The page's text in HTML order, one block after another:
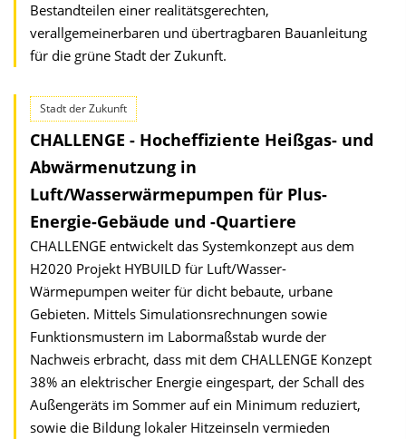
Bestandteilen einer realitätsgerechten,
verallgemeinerbaren und übertragbaren Bauanleitung
für die grüne Stadt der Zukunft.
Stadt der Zukunft
CHALLENGE - Hocheffiziente Heißgas- und
Abwärmenutzung in
Luft/Wasserwärmepumpen für Plus-
Energie-Gebäude und -Quartiere
CHALLENGE entwickelt das Systemkonzept aus dem
H2020 Projekt HYBUILD für Luft/Wasser-
Wärmepumpen weiter für dicht bebaute, urbane
Gebieten. Mittels Simulationsrechnungen sowie
Funktionsmustern im Labormaßstab wurde der
Nachweis erbracht, dass mit dem CHALLENGE Konzept
38% an elektrischer Energie eingespart, der Schall des
Außengeräts im Sommer auf ein Minimum reduziert,
sowie die Bildung lokaler Hitzeinseln vermieden